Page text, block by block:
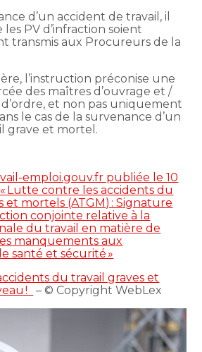
d’un accident de travail, il
PV d’infraction soient
transmis aux Procureurs de la
l’instruction préconise une
des maîtres d’ouvrage et /
et non pas uniquement
le cas de la survenance d’un
grave et mortel.
emploi.gouv.fr publiée le 10
Lutte contre les accidents du
et mortels (ATGM) : Signature
conjointe relative à la
du travail en matière de
manquements aux
santé et sécurité »
du travail graves et
!
– © Copyright WebLex